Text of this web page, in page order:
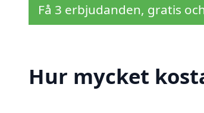
Få 3 erbjudanden, gratis
Hur mycket